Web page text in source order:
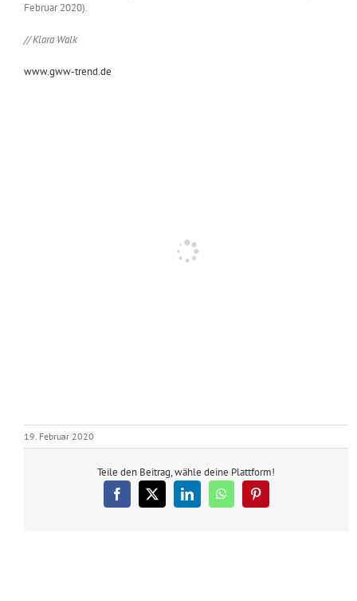
Februar 2020).
// Klara Walk
www.gww-trend.de
19. Februar 2020
Teile den Beitrag, wähle deine Plattform!
Facebook
X LinkedInWhatsAppPinterest